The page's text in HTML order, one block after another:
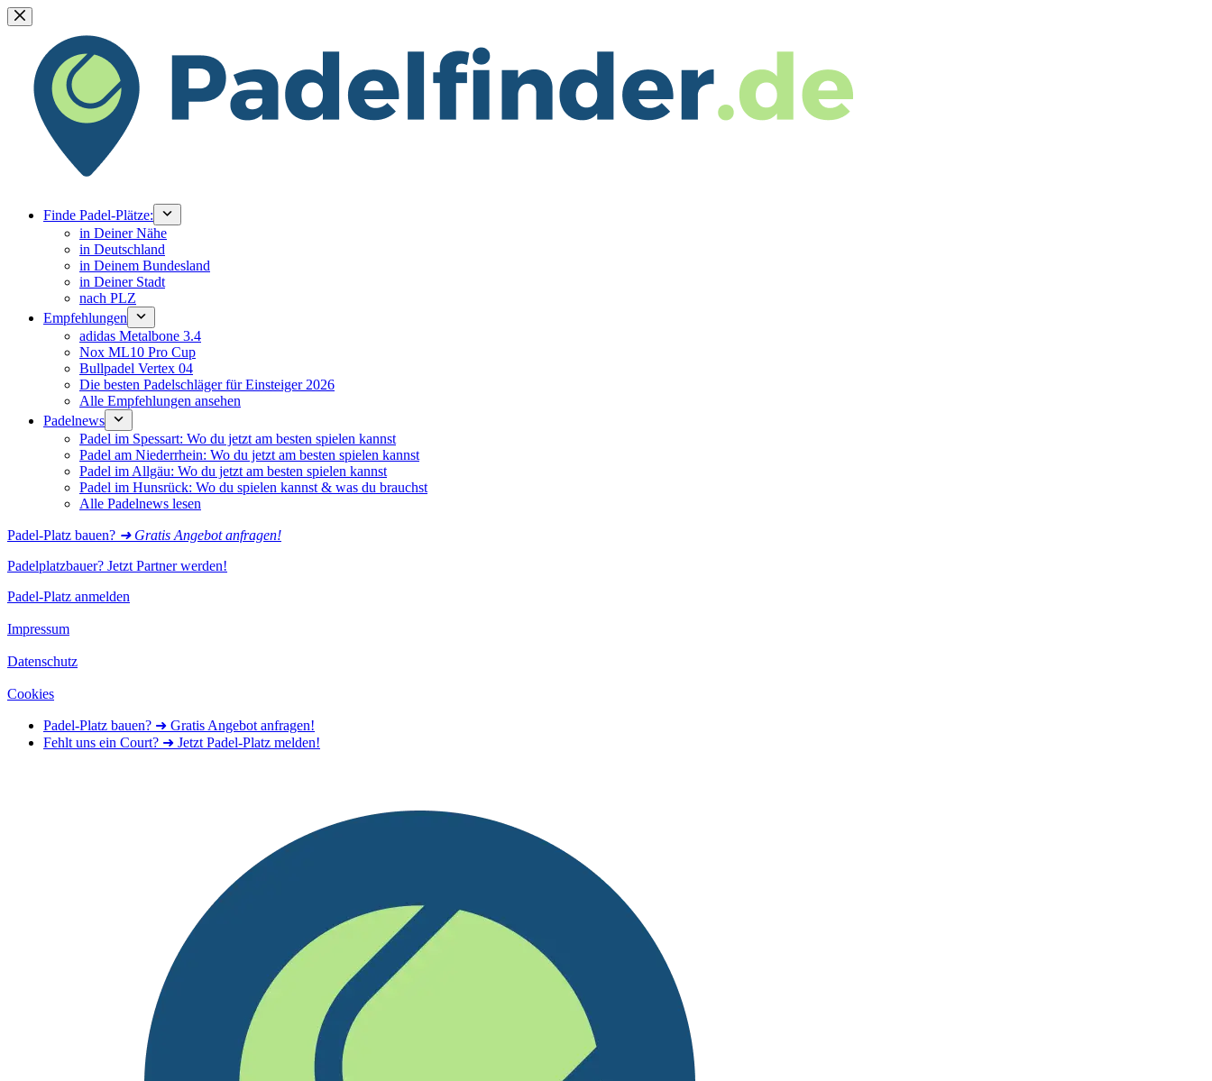
Zum
Inhalt
springen
Finde Padel-Plätze:
in Deiner Nähe
in Deutschland
in Deinem Bundesland
in Deiner Stadt
nach PLZ
Empfehlungen
adidas Metalbone 3.4
Nox ML10 Pro Cup
Bullpadel Vertex 04
Die besten Padelschläger für Einsteiger 2026
Alle Empfehlungen ansehen
Padelnews
Padel im Spessart: Wo du jetzt am besten spielen kannst
Padel am Niederrhein: Wo du jetzt am besten spielen kannst
Padel im Allgäu: Wo du jetzt am besten spielen kannst
Padel im Hunsrück: Wo du spielen kannst & was du brauchst
Alle Padelnews lesen
Padel-Platz bauen? ➜ Gratis Angebot anfragen!
Padelplatzbauer? Jetzt Partner werden!
Padel-Platz anmelden
Impressum
Datenschutz
Cookies
Padel-Platz bauen? ➜ Gratis Angebot anfragen!
Fehlt uns ein Court? ➜ Jetzt Padel-Platz melden!